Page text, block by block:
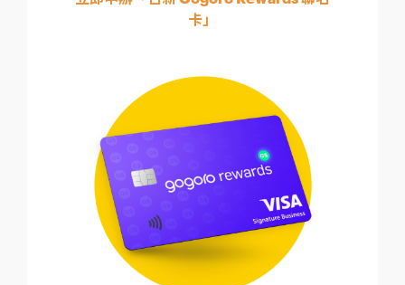
卡」